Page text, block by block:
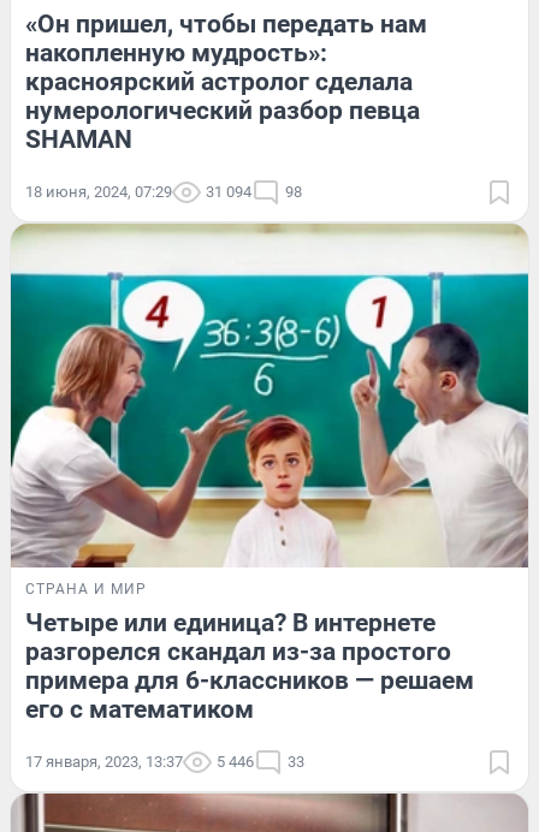
«Он пришел, чтобы передать нам
накопленную мудрость»:
красноярский астролог сделала
нумерологический разбор певца
SHAMAN
18 июня, 2024, 07:29 31 094 98
СТРАНА И МИР
Четыре или единица? В интернете
разгорелся скандал из-за простого
примера для 6-классников — решаем
его с математиком
17 января, 2023, 13:37 5 446 33